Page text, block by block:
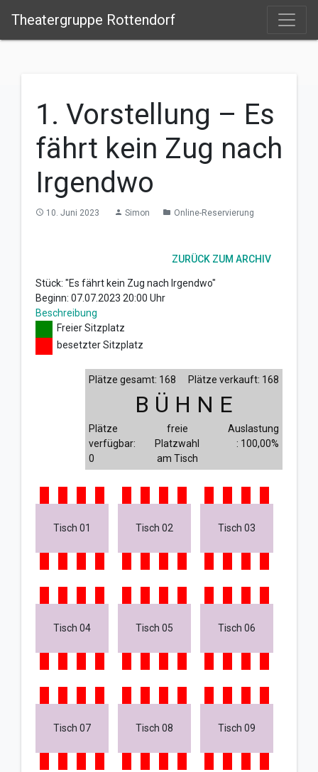
Theatergruppe Rottendorf
1. Vorstellung – Es
fährt kein Zug nach
Irgendwo
access_time 10. Juni 2023 person Simon folder Online-Reservierung
ZURÜCK ZUM ARCHIV
Stück: "Es fährt kein Zug nach Irgendwo"
Beginn: 07.07.2023 20:00 Uhr
Beschreibung
Freier Sitzplatz
besetzter Sitzplatz
Plätze gesamt: 168 Plätze verkauft: 168
B Ü H N E
Plätze
verfügbar:
0
freie
Platzwahl
am Tisch
Auslastung
: 100,00%
Tisch 01 Tisch 02 Tisch 03
Tisch 04 Tisch 05 Tisch 06
Tisch 07 Tisch 08 Tisch 09